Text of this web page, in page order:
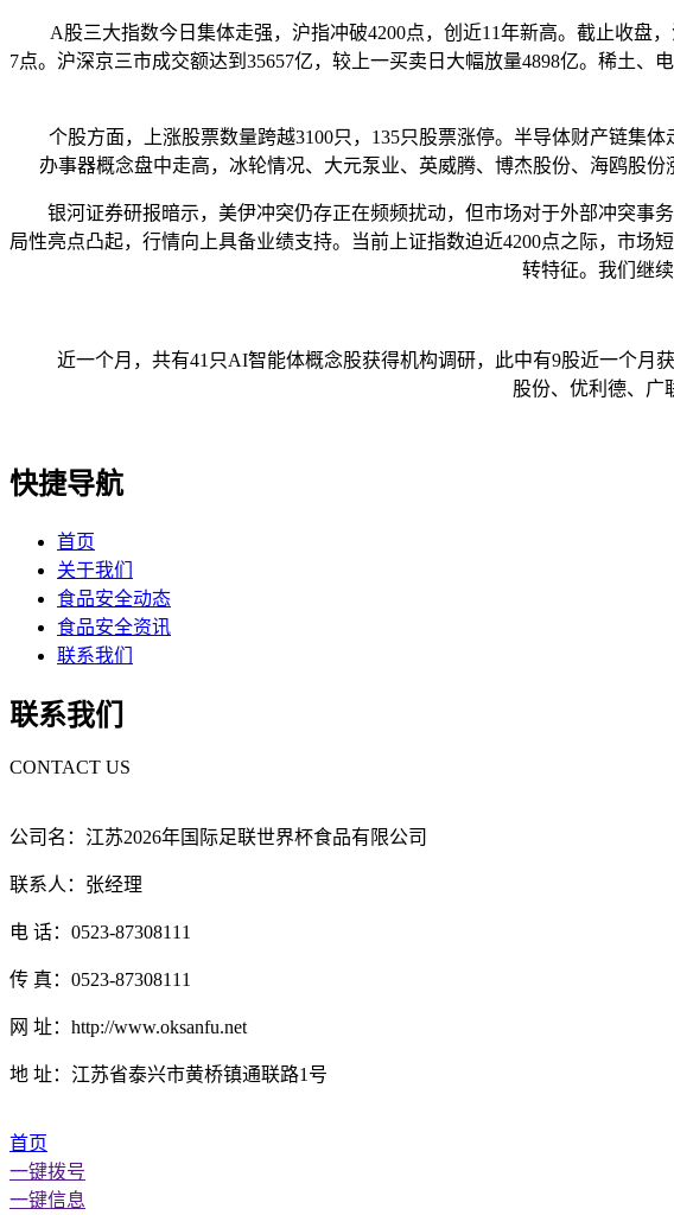
A股三大指数今日集体走强，沪指冲破4200点，创近11年新高。截止收盘，
7点。沪深京三市成交额达到35657亿，较上一买卖日大幅放量4898亿。稀土
个股方面，上涨股票数量跨越3100只，135只股票涨停。半导体财产链集体
办事器概念盘中走高，冰轮情况、大元泵业、英威腾、博杰股份、海鸥股
银河证券研报暗示，美伊冲突仍存正在频频扰动，但市场对于外部冲突事
局性亮点凸起，行情向上具备业绩支持。当前上证指数迫近4200点之际，市
转特征。我们继
近一个月，共有41只AI智能体概念股获得机构调研，此中有9股近一个月获
股份、优利德、广
快捷导航
首页
关于我们
食品安全动态
食品安全资讯
联系我们
联系我们
CONTACT US
公司名：江苏2026年国际足联世界杯食品有限公司
联系人：张经理
电 话：0523-87308111
传 真：0523-87308111
网 址：http://www.oksanfu.net
地 址：江苏省泰兴市黄桥镇通联路1号
首页
一键拨号
一键信息